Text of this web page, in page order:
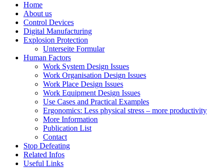
Home
About us
Control Devices
Digital Manufacturing
Explosion Protection
Unterseite Formular
Human Factors
Work System Design Issues
Work Organisation Design Issues
Work Place Design Issues
Work Equipment Design Issues
Use Cases and Practical Examples
Ergonomics: Less physical stress – more productivity
More Information
Publication List
Contact
Stop Defeating
Related Infos
Useful Links